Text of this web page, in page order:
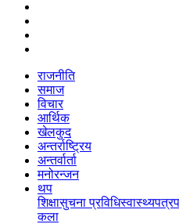
राजनीति
समाज
विचार
आर्थिक
खेलकुद
अन्तर्राष्ट्रिय
अन्तर्वार्ता
मनोरन्जन
थप
शिक्षासुचना प्रविधिस्वास्थ्य
कला